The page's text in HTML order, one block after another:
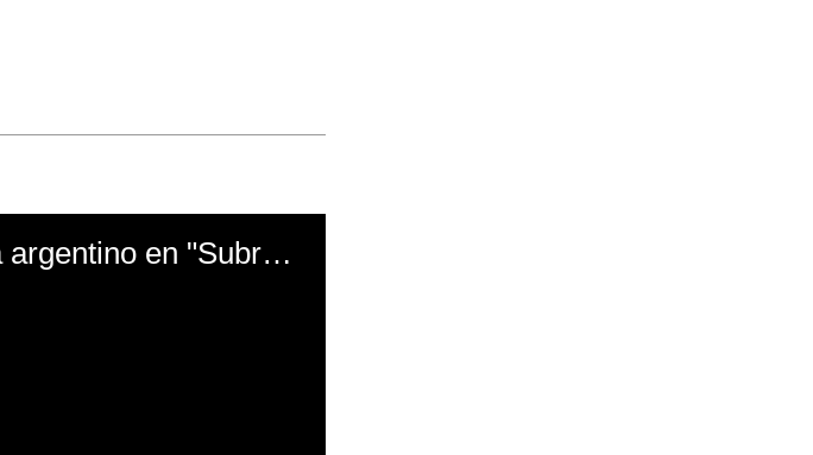
El mal momento de Yanina Gasañol con un hincha argentino en "Subrayado"